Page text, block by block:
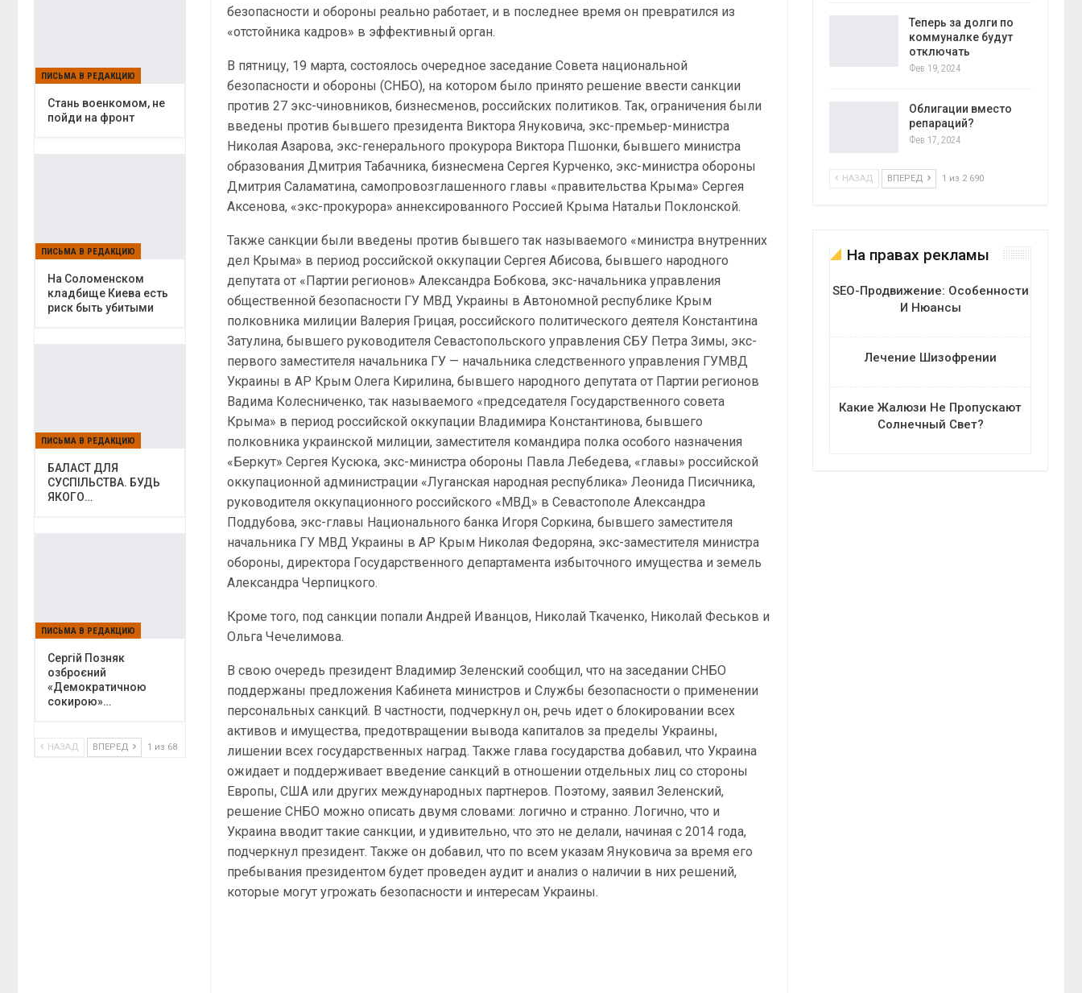
безопасности и обороны реально работает, и в последнее время он превратился из
«отстойника кадров» в эффективный орган.
В пятницу, 19 марта, состоялось очередное заседание Совета национальной
безопасности и обороны (СНБО), на котором было принято решение ввести санкции
против 27 экс-чиновников, бизнесменов, российских политиков. Так, ограничения были
введены против бывшего президента Виктора Януковича, экс-премьер-министра
Николая Азарова, экс-генерального прокурора Виктора Пшонки, бывшего министра
образования Дмитрия Табачника, бизнесмена Сергея Курченко, экс-министра обороны
Дмитрия Саламатина, самопровозглашенного главы «правительства Крыма» Сергея
Аксенова, «экс-прокурора» аннексированного Россией Крыма Натальи Поклонской.
Также санкции были введены против бывшего так называемого «министра внутренних
дел Крыма» в период российской оккупации Сергея Абисова, бывшего народного
депутата от «Партии регионов» Александра Бобкова, экс-начальника управления
общественной безопасности ГУ МВД Украины в Автономной республике Крым
полковника милиции Валерия Грицая, российского политического деятеля Константина
Затулина, бывшего руководителя Севастопольского управления СБУ Петра Зимы, экс-
первого заместителя начальника ГУ — начальника следственного управления ГУМВД
Украины в АР Крым Олега Кирилина, бывшего народного депутата от Партии регионов
Вадима Колесниченко, так называемого «председателя Государственного совета
Крыма» в период российской оккупации Владимира Константинова, бывшего
полковника украинской милиции, заместителя командира полка особого назначения
«Беркут» Сергея Кусюка, экс-министра обороны Павла Лебедева, «главы» российской
оккупационной администрации «Луганская народная республика» Леонида Писичника,
руководителя оккупационного российского «МВД» в Севастополе Александра
Поддубова, экс-главы Национального банка Игоря Соркина, бывшего заместителя
начальника ГУ МВД Украины в АР Крым Николая Федоряна, экс-заместителя министра
обороны, директора Государственного департамента избыточного имущества и земель
Александра Черпицкого.
Кроме того, под санкции попали Андрей Иванцов, Николай Ткаченко, Николай Феськов и
Ольга Чечелимова.
В свою очередь президент Владимир Зеленский сообщил, что на заседании СНБО
поддержаны предложения Кабинета министров и Службы безопасности о применении
персональных санкций. В частности, подчеркнул он, речь идет о блокировании всех
активов и имущества, предотвращении вывода капиталов за пределы Украины,
лишении всех государственных наград. Также глава государства добавил, что Украина
ожидает и поддерживает введение санкций в отношении отдельных лиц со стороны
Европы, США или других международных партнеров. Поэтому, заявил Зеленский,
решение СНБО можно описать двумя словами: логично и странно. Логично, что и
Украина вводит такие санкции, и удивительно, что это не делали, начиная с 2014 года,
подчеркнул президент. Также он добавил, что по всем указам Януковича за время его
пребывания президентом будет проведен аудит и анализ о наличии в них решений,
которые могут угрожать безопасности и интересам Украины.
Теперь за долги по
коммуналке будут
отключать
Фев 19, 2024
Облигации вместо
репараций?
Фев 17, 2024
НАЗАД ВПЕРЕД 1 из 2 690
На правах рекламы
SEO-Продвижение: Особенности
И Нюансы
Лечение Шизофрении
Какие Жалюзи Не Пропускают
Солнечный Свет?
ПИСЬМА В РЕДАКЦИЮ
Cтань военкомом, не
пойди на фронт
ПИСЬМА В РЕДАКЦИЮ
На Соломенском
кладбище Киева есть
риск быть убитыми
ПИСЬМА В РЕДАКЦИЮ
БАЛАСТ ДЛЯ
СУСПІЛЬСТВА. БУДЬ
ЯКОГО…
ПИСЬМА В РЕДАКЦИЮ
Сергій Позняк
озброєний
«Демократичною
сокирою»…
НАЗАД ВПЕРЕД 1 из 68